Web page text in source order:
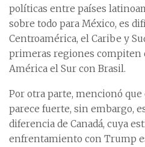
políticas entre países
sobre todo para México, es
Centroamérica, el Caribe y
primeras regiones compiten
América el Sur con Brasil.
Por otra parte, mencionó
parece fuerte, sin embargo,
diferencia de Canadá, cuya
enfrentamiento con Trump